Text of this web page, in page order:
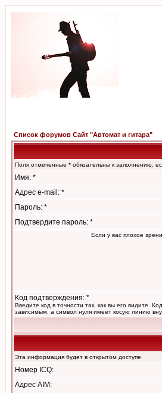
Список форумов Сайт "Автомат и гитара"
Поля отмеченные * обязательны к заполнению,
Имя: *
Адрес e-mail: *
Пароль: *
Подтвердите пароль: *
Если у вас плохое
Код подтверждения: *
Введите код в точности так, как вы его видите.
зависимым, а символ нуля имеет косую линию
Эта информация будет в открытом доступе
Номер ICQ:
Адрес AIM: